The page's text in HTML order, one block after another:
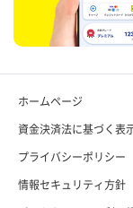
ホームページ
資金決済法に基づく表
プライバシーポリシー
情報セキュリティ方針